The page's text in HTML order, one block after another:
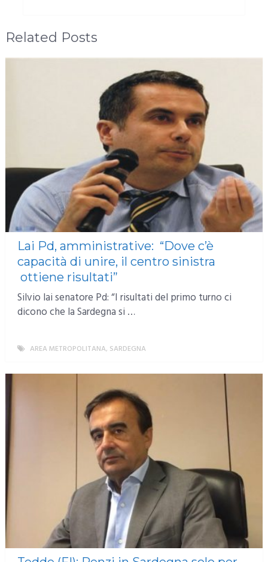
Related Posts
Lai Pd, amministrative: “Dove c’è
capacità di unire, il centro sinistra
ottiene risultati”
Silvio lai senatore Pd: “I risultati del primo turno ci
dicono che la Sardegna si …
AREA METROPOLITANA, SARDEGNA